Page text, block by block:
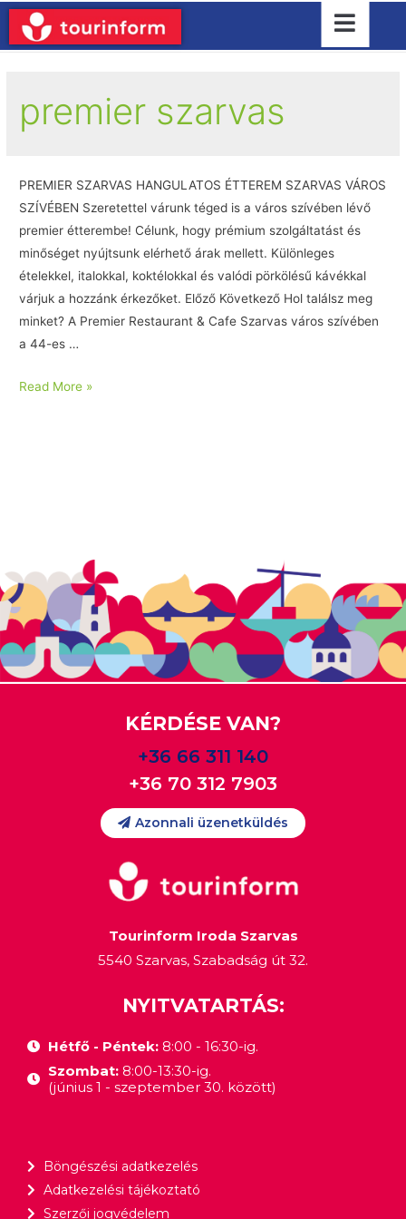
premier szarvas
PREMIER SZARVAS HANGULATOS ÉTTEREM SZARVAS VÁROS
SZÍVÉBEN Szeretettel várunk téged is a város szívében lévő
premier étterembe! Célunk, hogy prémium szolgáltatást és
minőséget nyújtsunk elérhető árak mellett. Különleges
ételekkel, italokkal, koktélokkal és valódi pörkölésű kávékkal
várjuk a hozzánk érkezőket. Előző Következő Hol találsz meg
minket? A Premier Restaurant & Cafe Szarvas város szívében
a 44-es …
Read More »
KÉRDÉSE VAN?
+36 66 311 140
+36 70 312 7903
Azonnali üzenetküldés
Tourinform Iroda Szarvas
5540 Szarvas, Szabadság út 32.
NYITVATARTÁS:
Hétfő - Péntek:8:00 - 16:30-ig.
Szombat: 8:00-13:30-ig.
(június 1 - szeptember 30. között)
Böngészési adatkezelés
Adatkezelési tájékoztató
Szerzői jogvédelem